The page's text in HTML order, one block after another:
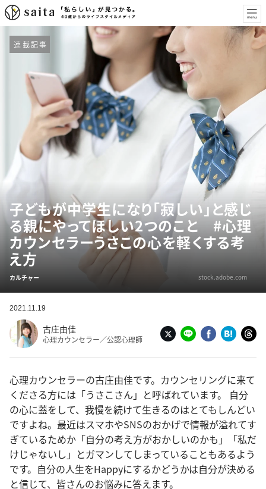
連載記事
子どもが中学生になり「寂しい」と感じ
る親にやってほしい2つのこと #心理
カウンセラーうさこの心を軽くする考
え方
カルチャー stock.adobe.com
2021.11.19
古庄由佳
心理カウンセラー／公認心理師
心理カウンセラーの古庄由佳です。カウンセリングに来て
くださる方には「うさこさん」と呼ばれています。 自分
の心に蓋をして、我慢を続けて生きるのはとてもしんどい
ですよね。最近はスマホやSNSのおかげで情報が溢れてす
ぎているためか「自分の考え方がおかしいのかも」「私だ
けじゃないし」とガマンしてしまっていることもあるよう
です。自分の人生をHappyにするかどうかは自分が決める
と信じて、皆さんのお悩みに答えます。